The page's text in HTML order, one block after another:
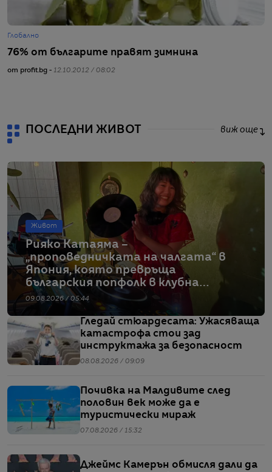
Глобално
76% от българите правят зимнина
от profit.bg - 12.10.2012 / 08:02
ПОСЛЕДНИ ЖИВОТ виж още
Живот
Рияко Катаяма –
„проповедничката на чалгата“ в
Япония, която превръща
българския попфолк в клубна
екзотика
09.08.2026 / 05:44
Гледай стюардесата: Ужасяваща
катастрофа стои зад
инструктажа за безопасност
08.08.2026 / 09:09
Почивка на Малдивите след
половин век може да е
туристически мираж
07.08.2026 / 15:32
Джеймс Камерън обмисля дали да